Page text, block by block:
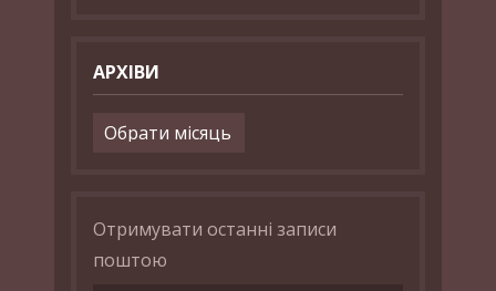
АРХІВИ
Архіви
Отримувати останні записи
поштою